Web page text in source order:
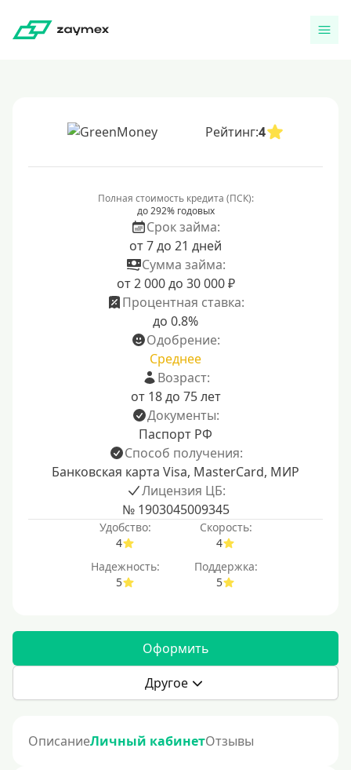
Рейтинг:4
Полная стоимость кредита (ПСК):
до 292% годовых
Срок займа:
от 7 до 21 дней
Сумма займа:
от 2 000 до 30 000 ₽
Процентная ставка:
до 0.8%
Одобрение:
Среднее
Возраст:
от 18 до 75 лет
Документы:
Паспорт РФ
Способ получения:
Банковская карта Visa, MasterCard, МИР
Лицензия ЦБ:
№ 1903045009345
Удобство:
4
Скорость:
4
Надежность:
5
Поддержка:
5
Оформить
Другое
ОписаниеЛичный кабинетОтзывы